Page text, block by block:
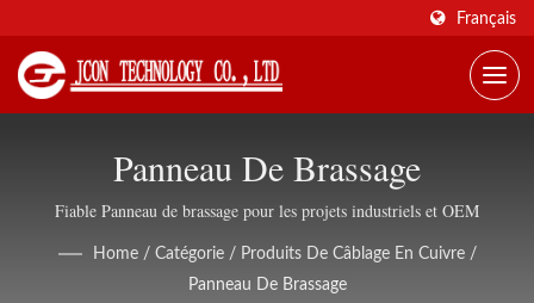
Français
Panneau De Brassage
Fiable Panneau de brassage pour les projets industriels et OEM
Home / Catégorie / Produits De Câblage En Cuivre /
Panneau De Brassage